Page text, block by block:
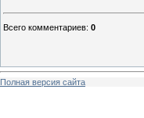
Всего комментариев: 0
Полная версия сайта